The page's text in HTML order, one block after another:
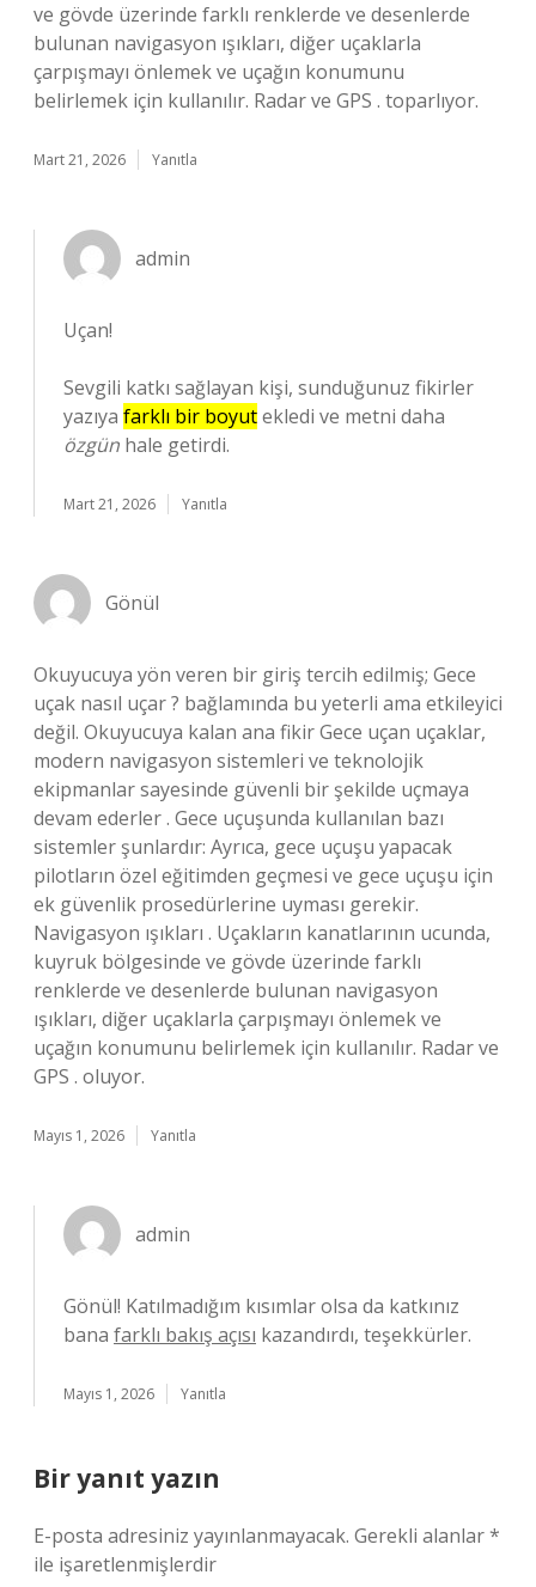
ve gövde üzerinde farklı renklerde ve desenlerde
bulunan navigasyon ışıkları, diğer uçaklarla
çarpışmayı önlemek ve uçağın konumunu
belirlemek için kullanılır. Radar ve GPS . toparlıyor.
Mart 21, 2026 Yanıtla
admin
Uçan!
Sevgili katkı sağlayan kişi, sunduğunuz fikirler
yazıya farklı bir boyutekledi ve metni daha
özgün hale getirdi.
Mart 21, 2026 Yanıtla
Gönül
Okuyucuya yön veren bir giriş tercih edilmiş; Gece
uçak nasıl uçar ? bağlamında bu yeterli ama etkileyici
değil. Okuyucuya kalan ana fikir Gece uçan uçaklar,
modern navigasyon sistemleri ve teknolojik
ekipmanlar sayesinde güvenli bir şekilde uçmaya
devam ederler . Gece uçuşunda kullanılan bazı
sistemler şunlardır: Ayrıca, gece uçuşu yapacak
pilotların özel eğitimden geçmesi ve gece uçuşu için
ek güvenlik prosedürlerine uyması gerekir.
Navigasyon ışıkları . Uçakların kanatlarının ucunda,
kuyruk bölgesinde ve gövde üzerinde farklı
renklerde ve desenlerde bulunan navigasyon
ışıkları, diğer uçaklarla çarpışmayı önlemek ve
uçağın konumunu belirlemek için kullanılır. Radar ve
GPS . oluyor.
Mayıs 1, 2026 Yanıtla
admin
Gönül! Katılmadığım kısımlar olsa da katkınız
bana farklı bakış açısı kazandırdı, teşekkürler.
Mayıs 1, 2026 Yanıtla
Bir yanıt yazın
E-posta adresiniz yayınlanmayacak. Gerekli alanlar*
ile işaretlenmişlerdir